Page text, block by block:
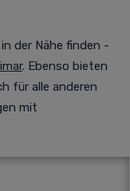
der Nähe finden -
. Ebenso bieten
für alle anderen
mit